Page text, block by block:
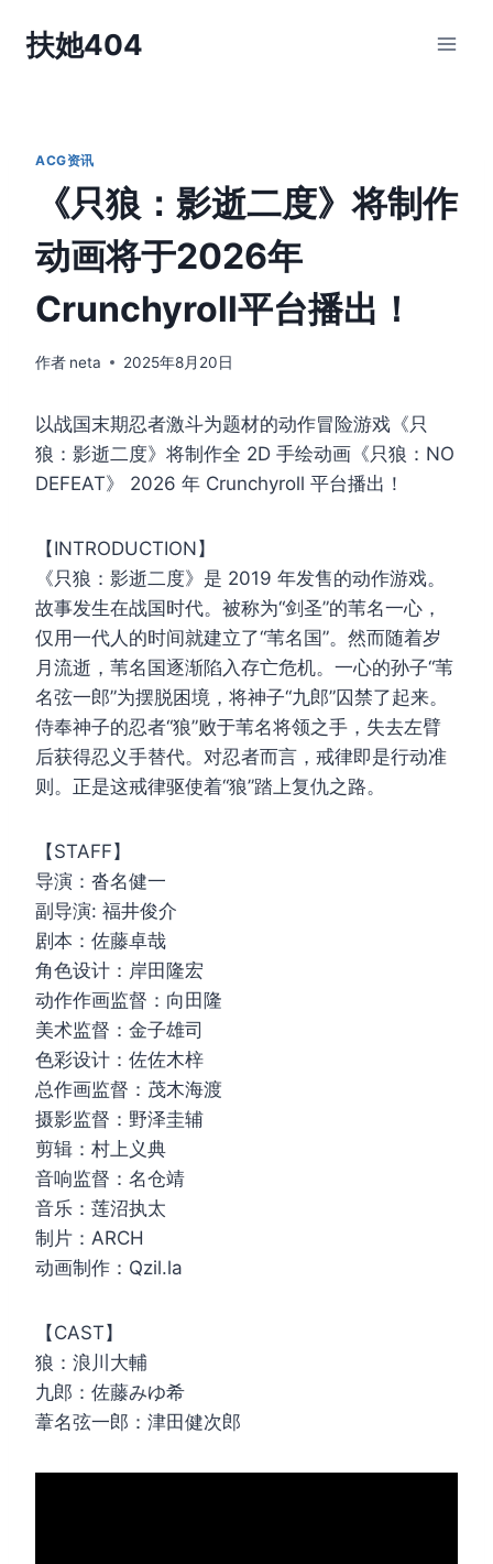
扶她404
ACG资讯
《只狼：影逝二度》将制作
动画将于2026年
Crunchyroll平台播出！
作者 neta 2025年8月20日
以战国末期忍者激斗为题材的动作冒险游戏《只
狼：影逝二度》将制作全 2D 手绘动画《只狼：NO
DEFEAT》 2026 年 Crunchyroll 平台播出！
【INTRODUCTION】
《只狼：影逝二度》是 2019 年发售的动作游戏。
故事发生在战国时代。被称为“剑圣”的苇名一心，
仅用一代人的时间就建立了“苇名国”。然而随着岁
月流逝，苇名国逐渐陷入存亡危机。一心的孙子“苇
名弦一郎”为摆脱困境，将神子“九郎”囚禁了起来。
侍奉神子的忍者“狼”败于苇名将领之手，失去左臂
后获得忍义手替代。对忍者而言，戒律即是行动准
则。正是这戒律驱使着“狼”踏上复仇之路。
【STAFF】
导演：沓名健一
副导演: 福井俊介
剧本：佐藤卓哉
角色设计：岸田隆宏
动作作画监督：向田隆
美术监督：金子雄司
色彩设计：佐佐木梓
总作画监督：茂木海渡
摄影监督：野泽圭辅
剪辑：村上义典
音响监督：名仓靖
音乐：莲沼执太
制片：ARCH
动画制作：Qzil.la
【CAST】
狼：浪川大輔
九郎：佐藤みゆ希
葦名弦一郎：津田健次郎